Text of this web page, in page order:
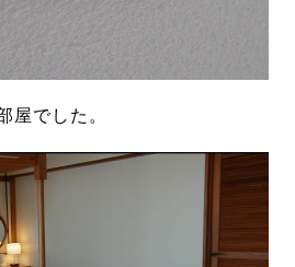
屋でした。